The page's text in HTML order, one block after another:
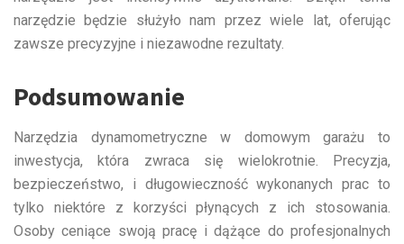
narzędzie będzie służyło nam przez wiele lat, oferując
zawsze precyzyjne i niezawodne rezultaty.
Podsumowanie
Narzędzia dynamometryczne w domowym garażu to
inwestycja, która zwraca się wielokrotnie. Precyzja,
bezpieczeństwo, i długowieczność wykonanych prac to
tylko niektóre z korzyści płynących z ich stosowania.
Osoby ceniące swoją pracę i dążące do profesjonalnych